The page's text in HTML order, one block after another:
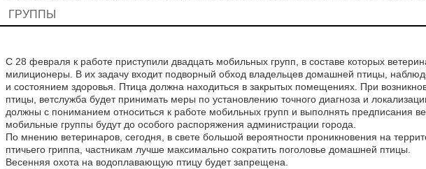
ГРУППЫ
С 28 февраля к работе приступили двадцать мобильных групп, в составе которых
милиционеры. В их задачу входит подворный обход владельцев домашней птицы,
и состоянием здоровья. Птица должна находиться в закрытых помещениях. При
птицы, ветслужба будет принимать меры по установлению точного диагноза и
должны с пониманием относиться к работе мобильных групп и выполнять предписания
мобильные группы будут до особого распоряжения администрации города.
По мнению ветеринаров, сегодня, в свете большой вероятности проникновения на
птичьего гриппа, частникам лучше максимально сократить поголовье домашней птицы.
Весенняя охота на водоплавающую птицу будет запрещена.